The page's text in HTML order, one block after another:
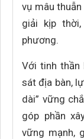
vụ mâu
giải kịp
phương.
Với tinh thần
sát địa bàn,
dài” vững
góp phần
vững mạnh,